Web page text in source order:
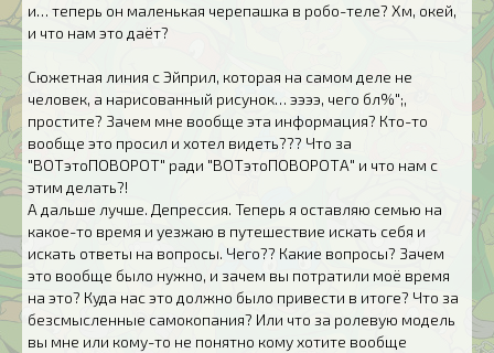
и… теперь он маленькая черепашка в робо-теле? Хм, окей,
и что нам это даёт?
Сюжетная линия с Эйприл, которая на самом деле не
человек, а нарисованный рисунок… ээээ, чего бл%";,
простите? Зачем мне вообще эта информация? Кто-то
вообще это просил и хотел видеть??? Что за
"ВОТэтоПОВОРОТ" ради "ВОТэтоПОВОРОТА" и что нам с
этим делать?!
А дальше лучше. Депрессия. Теперь я оставляю семью на
какое-то время и уезжаю в путешествие искать себя и
искать ответы на вопросы. Чего?? Какие вопросы? Зачем
это вообще было нужно, и зачем вы потратили моё время
на это? Куда нас это должно было привести в итоге? Что за
безсмысленные самокопания? Или что за ролевую модель
вы мне или кому-то не понятно кому хотите вообще